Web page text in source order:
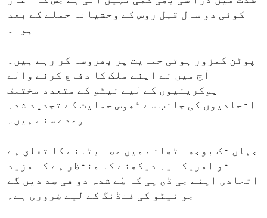
کوئی دو سال قبل روس کے وحشیانہ حملے کے بعد
ہوا۔
پوٹن کمزور ہوتی حمایت پر بھروسہ کر رہے ہیں۔
آج میں نے اپنے ملک کا دفاع کرنے والے
یوکرینیوں کے لیے نیٹو کے متعدد مختلف
اتحادیوں کی جانب سے ٹھوس حمایت کے تجدید شدہ
وعدے سنے ہیں۔
جہاں تک بوجھ اٹھانے میں حصہ بٹانے کا تعلق ہے
تو امریکہ یہ دیکھنے کا منتظر ہے کہ مزید
اتحادی اپنے جی ڈی پی کا طے شدہ دو فی صد دیں گے
جو نیٹو کی فنڈنگ کے لیے ضروری ہے۔